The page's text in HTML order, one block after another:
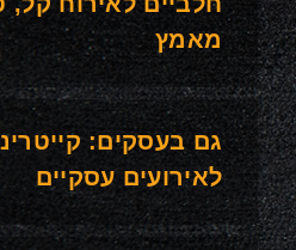
מאמץ
גם בעסקים:
לאירועים עסקיים